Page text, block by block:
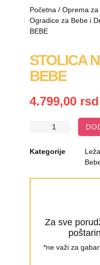
Početna / Oprema za
Ogradice za Bebe i
BEBE
STOLICA
BEBE
4.799,00 rsd
Kategorije
Za sve
*ne važi za